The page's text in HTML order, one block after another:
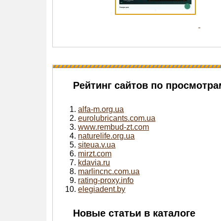
Рейтинг сайтов по
alfa-m.org.ua
eurolubricants.com.ua
www.rembud-zt.com
naturelife.org.ua
siteua.v.ua
mirzt.com
kdavia.ru
marlincnc.com.ua
rating-proxy.info
elegiadent.by
Новые статьи в каталоге